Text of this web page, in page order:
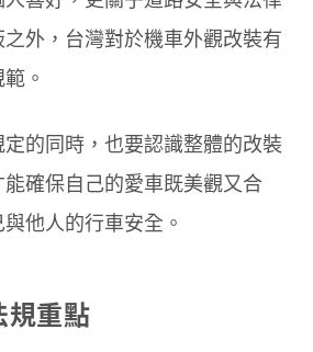
外，台灣對於機車外觀改裝有
。
的同時，也要認識整體的改裝
確保自己的愛車既美觀又合
他人的行車安全。
規重點